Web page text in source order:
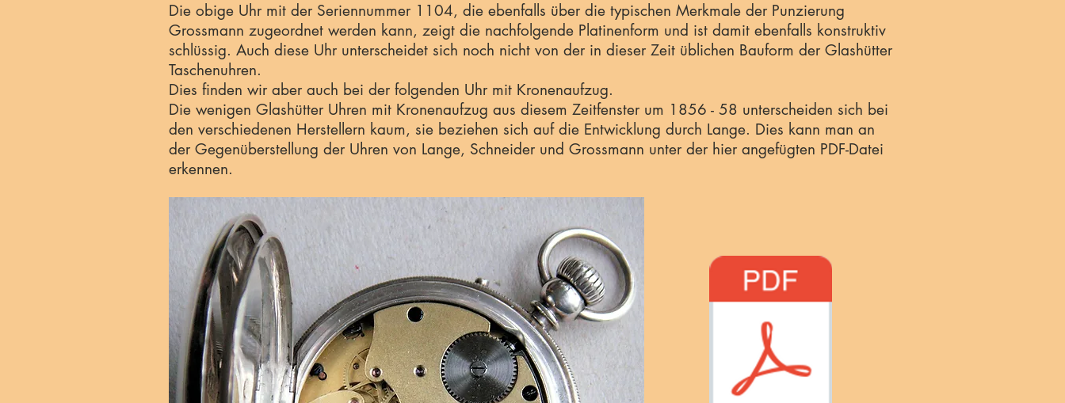
Die obige Uhr mit der Seriennummer 1104, die ebenfalls über die typischen Merkmale der Punzierung
Grossmann zugeordnet werden kann, zeigt die nachfolgende Platinenform und ist damit ebenfalls konstruktiv
schlüssig. Auch diese Uhr unterscheidet sich noch nicht von der in dieser Zeit üblichen Bauform der Glashütter
Taschenuhren.
Dies finden wir aber auch bei der folgenden Uhr mit Kronenaufzug.
Die wenigen Glashütter Uhren mit Kronenaufzug aus diesem Zeitfenster um 1856 - 58 unterscheiden sich bei
den verschiedenen Herstellern kaum, sie beziehen sich auf die Entwicklung durch Lange. Dies kann man an
der Gegenüberstellung der Uhren von Lange, Schneider und Grossmann unter der hier angefügten PDF-Datei
erkennen.